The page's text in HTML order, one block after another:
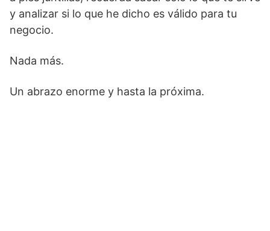
y analizar si lo que he dicho es válido para tu
negocio.
Nada más.
Un abrazo enorme y hasta la próxima.